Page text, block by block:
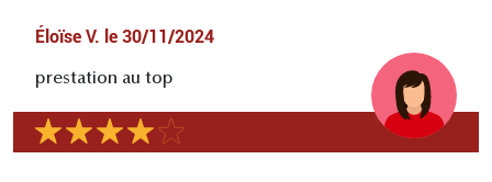
Éloïse V. le 30/11/2024
prestation au top